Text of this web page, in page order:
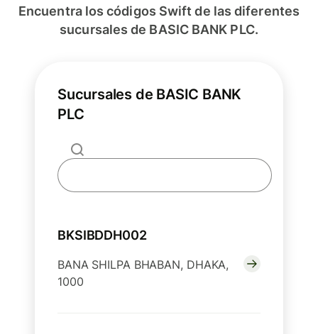
Encuentra los códigos Swift de las diferentes
sucursales de BASIC BANK PLC.
Sucursales de BASIC BANK
PLC
BKSIBDDH002
BANA SHILPA BHABAN, DHAKA,
1000